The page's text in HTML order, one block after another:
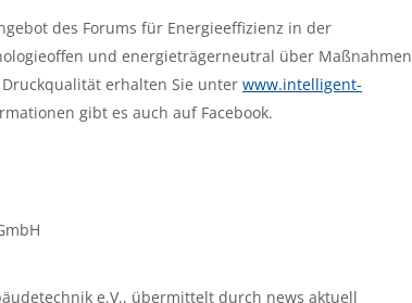
des Forums für Energieeffizienz in der
und energieträgerneutral über Maßnahmen
erhalten Sie unter www.intelligent-
gibt es auch auf Facebook.
e.V., übermittelt durch news aktuell